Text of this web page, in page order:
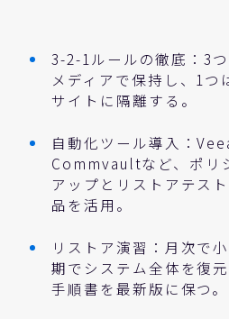
3-2-1ルールの徹底：3
メディアで保持し、1つ
サイトに隔離する。
自動化ツール導入：
Commvaultなど、ポリ
アップとリストアテス
品を活用。
リストア演習：月次で
期でシステム全体を復
手順書を最新版に保つ。